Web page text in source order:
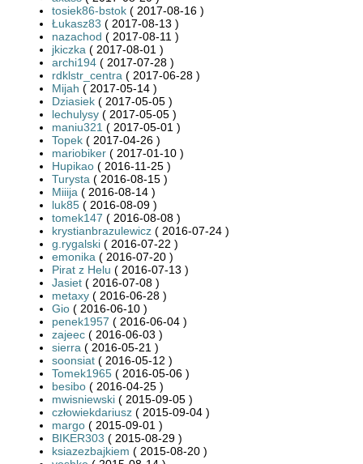
tosiek86-bstok ( 2017-08-16 )
Łukasz83 ( 2017-08-13 )
nazachod ( 2017-08-11 )
jkiczka ( 2017-08-01 )
archi194 ( 2017-07-28 )
rdklstr_centra ( 2017-06-28 )
Mijah ( 2017-05-14 )
Dziasiek ( 2017-05-05 )
lechulysy ( 2017-05-05 )
maniu321 ( 2017-05-01 )
Topek ( 2017-04-26 )
mariobiker ( 2017-01-10 )
Hupikao ( 2016-11-25 )
Turysta ( 2016-08-15 )
Miiija ( 2016-08-14 )
luk85 ( 2016-08-09 )
tomek147 ( 2016-08-08 )
krystianbrazulewicz ( 2016-07-24 )
g.rygalski ( 2016-07-22 )
emonika ( 2016-07-20 )
Pirat z Helu ( 2016-07-13 )
Jasiet ( 2016-07-08 )
metaxy ( 2016-06-28 )
Gio ( 2016-06-10 )
penek1957 ( 2016-06-04 )
zajeec ( 2016-06-03 )
sierra ( 2016-05-21 )
soonsiat ( 2016-05-12 )
Tomek1965 ( 2016-05-06 )
besibo ( 2016-04-25 )
mwisniewski ( 2015-09-05 )
człowiekdariusz ( 2015-09-04 )
margo ( 2015-09-01 )
BIKER303 ( 2015-08-29 )
ksiazezbajkiem ( 2015-08-20 )